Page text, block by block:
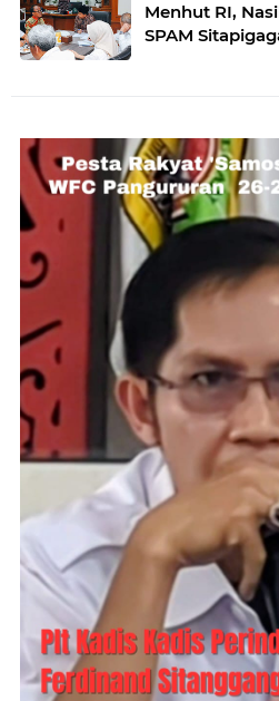
Menhut RI,
SPAM